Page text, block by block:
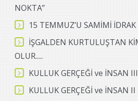
NOKTA’’
15 TEMMUZ’U SAMİMİ
İŞGALDEN KURTULUŞTAN
OLUR.....
KULLUK GERÇEĞİ ve İNSAN III
KULLUK GERÇEĞİ ve İNSAN II